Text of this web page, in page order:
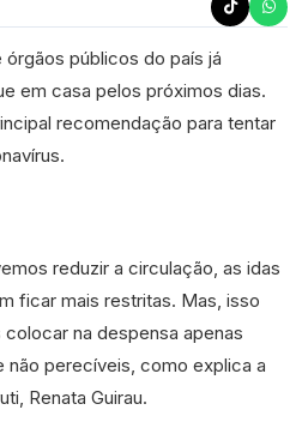
públicos do país já
em casa pelos próximos dias.
recomendação para tentar
reduzir a circulação, as idas
ficar mais restritas. Mas, isso
na despensa apenas
não perecíveis, como explica a
Renata Guirau.